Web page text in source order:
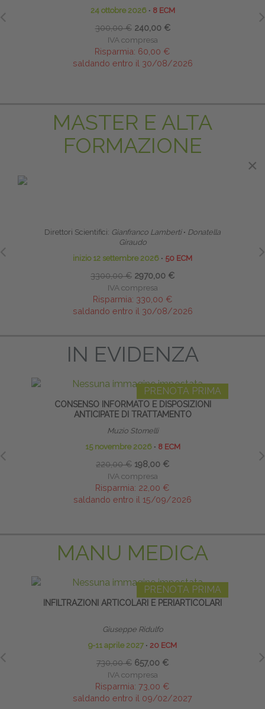
24 ottobre 2026 ∙ 8 ECM
300,00 € 240,00 €
IVA compresa
Risparmia: 60,00 €
saldando entro il 30/08/2026
MASTER E ALTA
FORMAZIONE
Direttori Scientifici: Gianfranco Lamberti ∙ Donatella
Giraudo
inizio 12 settembre 2026 ∙ 50 ECM
3300,00 € 2970,00 €
IVA compresa
Risparmia: 330,00 €
saldando entro il 30/08/2026
IN EVIDENZA
PRENOTA PRIMA
CONSENSO INFORMATO E DISPOSIZIONI
ANTICIPATE DI TRATTAMENTO
Muzio Stornelli
15 novembre 2026 ∙ 8 ECM
220,00 € 198,00 €
IVA compresa
Risparmia: 22,00 €
saldando entro il 15/09/2026
MANU MEDICA
PRENOTA PRIMA
INFILTRAZIONI ARTICOLARI E PERIARTICOLARI
Giuseppe Ridulfo
9-11 aprile 2027 ∙ 20 ECM
730,00 € 657,00 €
IVA compresa
Risparmia: 73,00 €
saldando entro il 09/02/2027
×
×